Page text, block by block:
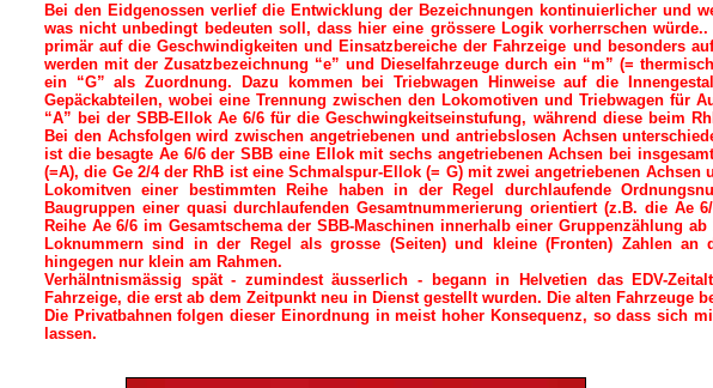
Bei den Eidgenossen verlief die Entwicklung der Bezeichnungen kontinuierlicher und
was nicht unbedingt bedeuten soll, dass hier eine grössere Logik vorherrschen
primär auf die Geschwindigkeiten und Einsatzbereiche der Fahrzeige und besonders
werden mit der Zusatzbezeichnung “e” und Dieselfahrzeuge durch ein “m” (=
ein “G” als Zuordnung. Dazu kommen bei Triebwagen Hinweise auf die
Gepäckabteilen, wobei eine Trennung zwischen den Lokomotiven und Triebwagen für
“A” bei der SBB-Ellok Ae 6/6 für die Geschwingkeitseinstufung, während diese beim
Bei den Achsfolgen wird zwischen angetriebenen und antriebslosen Achsen
ist die besagte Ae 6/6 der SBB eine Ellok mit sechs angetriebenen Achsen bei
(=A), die Ge 2/4 der RhB ist eine Schmalspur-Ellok (= G) mit zwei angetriebenen
Lokomitven einer bestimmten Reihe haben in der Regel durchlaufende
Baugruppen einer quasi durchlaufenden Gesamtnummerierung orientiert (z.B. die Ae
Reihe Ae 6/6 im Gesamtschema der SBB-Maschinen innerhalb einer Gruppenzählung
Loknummern sind in der Regel als grosse (Seiten) und kleine (Fronten) Zahlen an
hingegen nur klein am Rahmen.
Verhälntnismässig spät - zumindest äusserlich - begann in Helvetien das EDV-
Fahrzeige, die erst ab dem Zeitpunkt neu in Dienst gestellt wurden. Die alten Fahrzeuge
Die Privatbahnen folgen dieser Einordnung in meist hoher Konsequenz, so dass sich
lassen.